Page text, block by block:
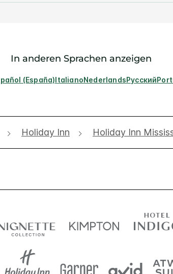
In anderen Sprachen anzeigen
(España)ItalianoNederlandsРусский
Holiday Inn Holiday Inn